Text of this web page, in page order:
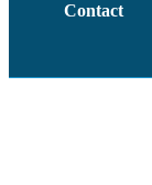
Contact